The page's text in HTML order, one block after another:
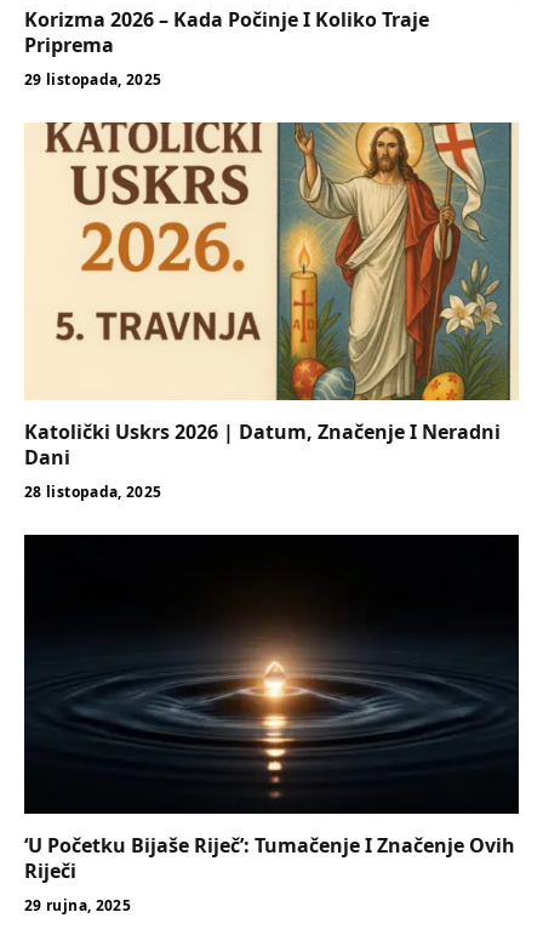
Korizma 2026 – Kada Počinje I Koliko Traje
Priprema
29 listopada, 2025
Katolički Uskrs 2026 | Datum, Značenje I Neradni
Dani
28 listopada, 2025
‘U Početku Bijaše Riječ’: Tumačenje I Značenje Ovih
Riječi
29 rujna, 2025